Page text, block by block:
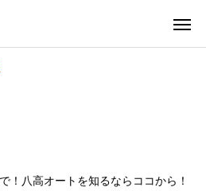
！八高オートを知るならココから！